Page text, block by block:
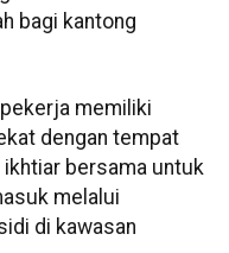
bagi kantong
memiliki
dengan tempat
bersama untuk
melalui
di kawasan